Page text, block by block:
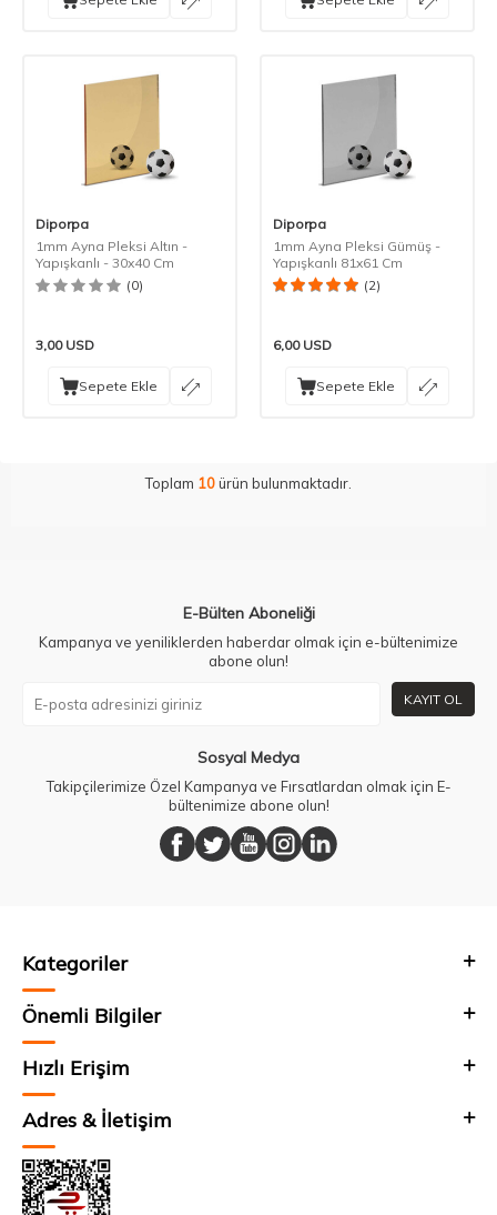
Diporpa
1mm Ayna Pleksi Altın -
Yapışkanlı - 30x40 Cm
(0)
3,00USD
Sepete Ekle
Diporpa
1mm Ayna Pleksi Gümüş -
Yapışkanlı 81x61 Cm
(2)
6,00USD
Sepete Ekle
Toplam 10ürün bulunmaktadır.
E-Bülten Aboneliği
Kampanya ve yeniliklerden haberdar olmak için e-bültenimize
abone olun!
KAYIT OL
Sosyal Medya
Takipçilerimize Özel Kampanya ve Fırsatlardan olmak için E-
bültenimize abone olun!
Kategoriler
Önemli Bilgiler
Hızlı Erişim
Adres & İletişim